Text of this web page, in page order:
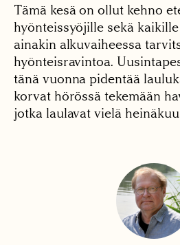
Tämä kesä on ollut kehno
hyönteissyöjille sekä
ainakin alkuvaiheessa
hyönteisravintoa.
tänä vuonna pidentää
korvat hörössä tekemään
jotka laulavat vielä